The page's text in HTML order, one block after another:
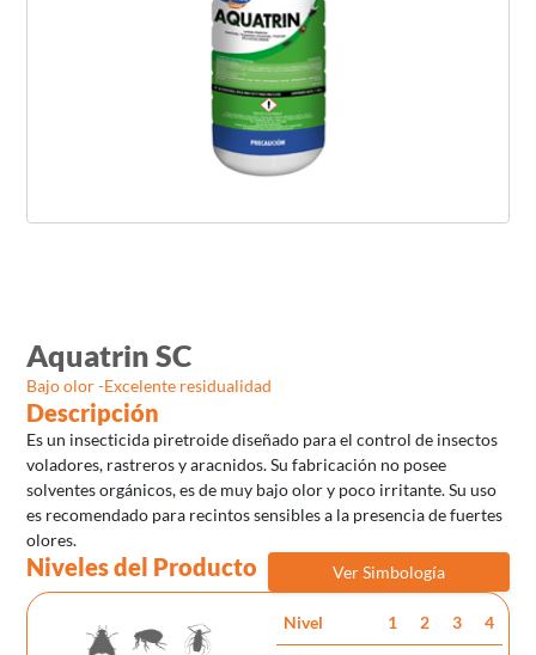
Aquatrin SC
Bajo olor -Excelente residualidad
Descripción
Es un insecticida piretroide diseñado para el control de insectos
voladores, rastreros y aracnidos. Su fabricación no posee
solventes orgánicos, es de muy bajo olor y poco irritante. Su uso
es recomendado para recintos sensibles a la presencia de fuertes
olores.
Niveles del Producto Ver Simbología
Nivel 1 2 3 4